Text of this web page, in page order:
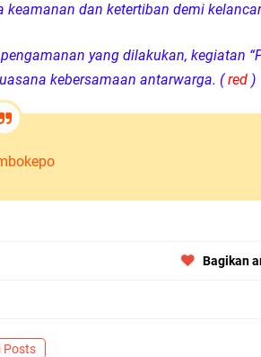
keamanan dan ketertiban demi
yang dilakukan, kegiatan
kebersamaan antarwarga. (red )
Bagikan
Posts